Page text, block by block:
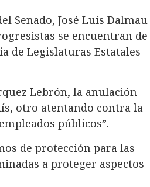
Senado, José Luis Dalmau
se encuentran de
de Legislaturas Estatales
Lebrón, la anulación
otro atentando contra la
públicos”.
de protección para las
a proteger aspectos